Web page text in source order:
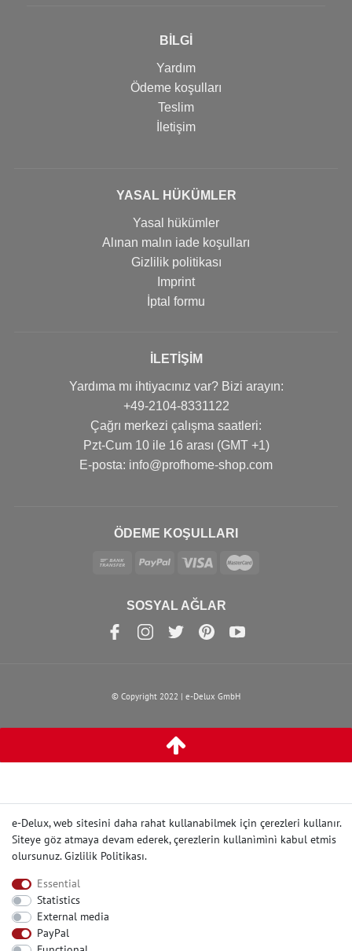
BİLGİ
Yardım
Ödeme koşulları
Teslim
İletişim
YASAL HÜKÜMLER
Yasal hükümler
Alınan malın iade koşulları
Gizlilik politikası
Imprint
İptal formu
İLETIŞIM
Yardıma mı ihtiyacınız var? Bizi arayın:
+49-2104-8331122
Çağrı merkezi çalışma saatleri:
Pzt-Cum 10 ile 16 arası (GMT +1)
Е-posta: info@profhome-shop.com
ÖDEME KOŞULLARI
SOSYAL AĞLAR
© Copyright 2022 | e-Delux GmbH
e-Delux, web sitesini daha rahat kullanabilmek için çerezleri kullanır.
Siteye göz atmaya devam ederek, çerezlerin kullanìmìnì kabul etmis
olursunuz.Gizlilik Politikası.
Essential
Statistics
External media
PayPal